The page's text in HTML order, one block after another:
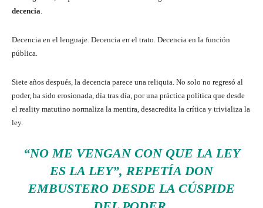
decencia
Decencia en el lenguaje. Decencia en el trato. Decencia en la función
pública.
Siete años después, la decencia parece una reliquia. No solo no regresó al
poder, ha sido erosionada, día tras día, por una práctica política que desde
el reality matutino normaliza la mentira, desacredita la crítica y trivializa la
ley.
“NO ME VENGAN CON QUE LA LEY
ES LA LEY”, REPETÍA DON
EMBUSTERO DESDE LA CÚSPIDE